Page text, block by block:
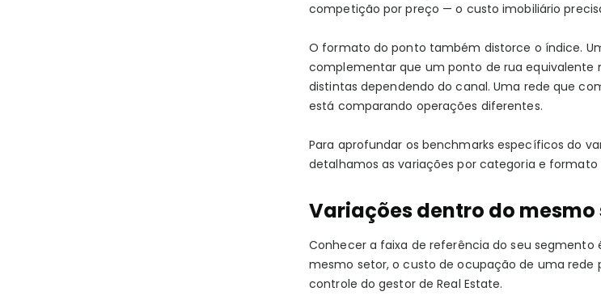
competição por preço — o custo imobiliário
O formato do ponto também distorce o índice.
complementar que um ponto de rua equivalente
distintas dependendo do canal. Uma rede que
está comparando operações diferentes.
Para aprofundar os benchmarks específicos do
detalhamos as variações por categoria e formato
Variações dentro do
Conhecer a faixa de referência do seu
mesmo setor, o custo de ocupação de uma
controle do gestor de Real Estate.